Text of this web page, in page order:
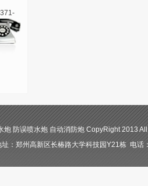
炮 防误喷水炮 自动消防炮 CopyRight 2013
址：郑州高新区长椿路大学科技园Y21栋 电